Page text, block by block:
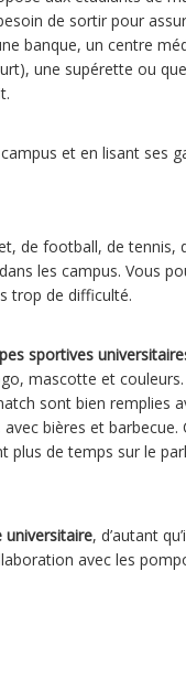
de sortir pour
banque, un centre
une supérette ou
et en lisant ses
de football, de tennis,
les campus. Vous
trop de difficulté.
sportives
mascotte et
sont bien remplies
bières et barbecue.
de temps sur le
universitaire, d’autant
avec les